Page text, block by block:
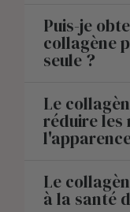
Puis-je
collagène
seule ?
Le
réduire les
Le
à la santé